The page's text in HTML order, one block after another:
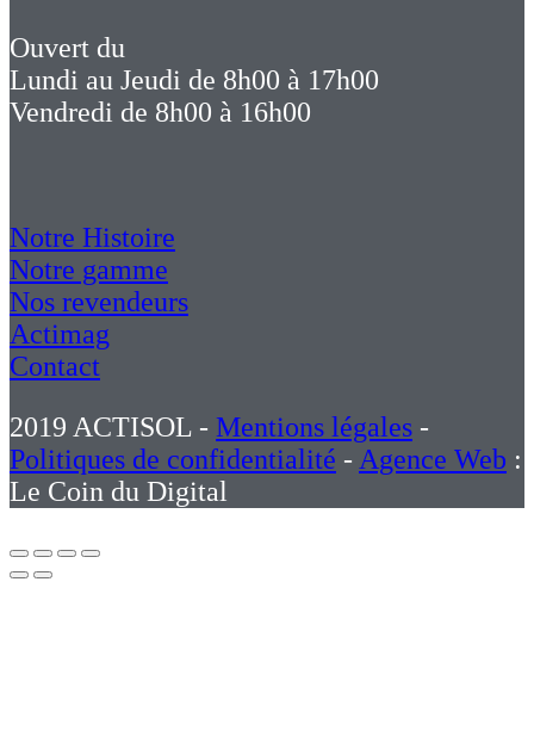
Ouvert du
Lundi au Jeudi de 8h00 à 17h00
Vendredi de 8h00 à 16h00
Notre Histoire
Notre gamme
Nos revendeurs
Actimag
Contact
2019 ACTISOL - Mentions légales -
Politiques de confidentialité - Agence Web :
Le Coin du Digital